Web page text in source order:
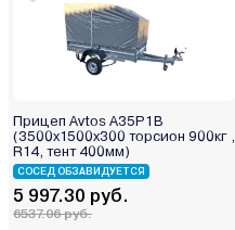
Прицеп Avtos A35P1B
(3500х1500х300 торсион 900кг ,
R14, тент 400мм)
СОСЕД ОБЗАВИДУЕТСЯ
5 997.30 руб.
6537.06 руб.